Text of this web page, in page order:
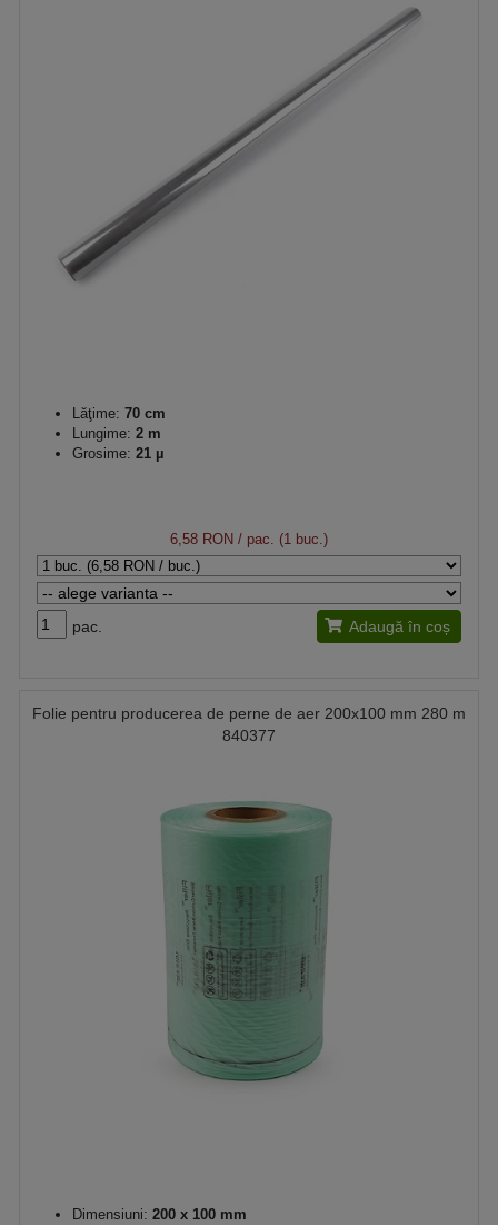
Lăţime: 70 cm
Lungime: 2 m
Grosime: 21 µ
6,58 RON / pac. (1 buc.)
pac. Adaugă în coș
Folie pentru producerea de perne de aer 200x100 mm 280 m
840377
Dimensiuni: 200 x 100 mm